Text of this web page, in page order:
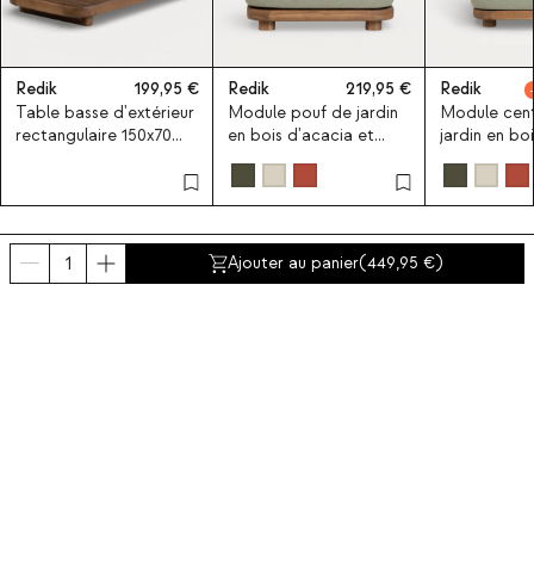
Ajouter au panier(449,95 )
Redik
199,95
Table basse d'extérieur
rectangulaire 150x70
Redik
219,95
Module pouf de jardin
en bois d'acacia et
tissu pour canapé
Redik
Module
jardin en
et tissu